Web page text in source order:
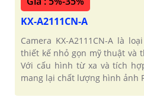
'
KX-A2111CN-A
Camera KX-A2111CN-A là
thiết kế nhỏ gọn mỹ thuật và
Với cấu hình từ xa và tích
mang lại chất lượng hình ảnh